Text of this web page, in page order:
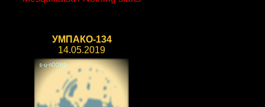
УМПАКО-134
14.05.2019